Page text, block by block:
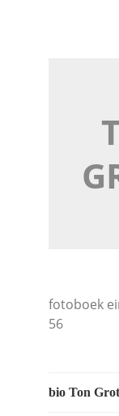
fotoboek
56
bio Ton